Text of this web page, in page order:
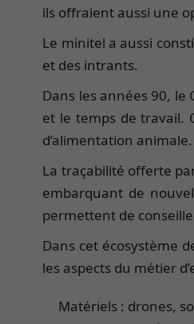
ils offraient aussi une
Le minitel a aussi
et des intrants.
Dans les années 90, le
et le temps de travail.
d’alimentation animale.
La traçabilité offerte
embarquant de
permettent de
Dans cet écosystème
les aspects du métier
Matériels : drones,